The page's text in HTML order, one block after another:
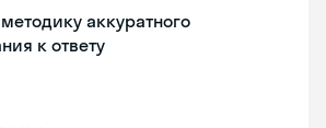
аккуратного
к ответу